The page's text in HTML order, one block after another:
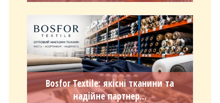
Bosfor Textile: якісні тканини та
надійне партнер...